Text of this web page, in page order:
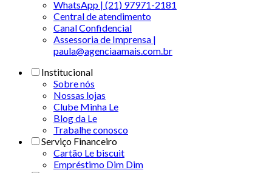
WhatsApp | (21) 97971-2181
Central de atendimento
Canal Confidencial
Assessoria de Imprensa |
paula@agenciaamais.com.br
Institucional
Sobre nós
Nossas lojas
Clube Minha Le
Blog da Le
Trabalhe conosco
Serviço Financeiro
Cartão Le biscuit
Empréstimo Dim Dim